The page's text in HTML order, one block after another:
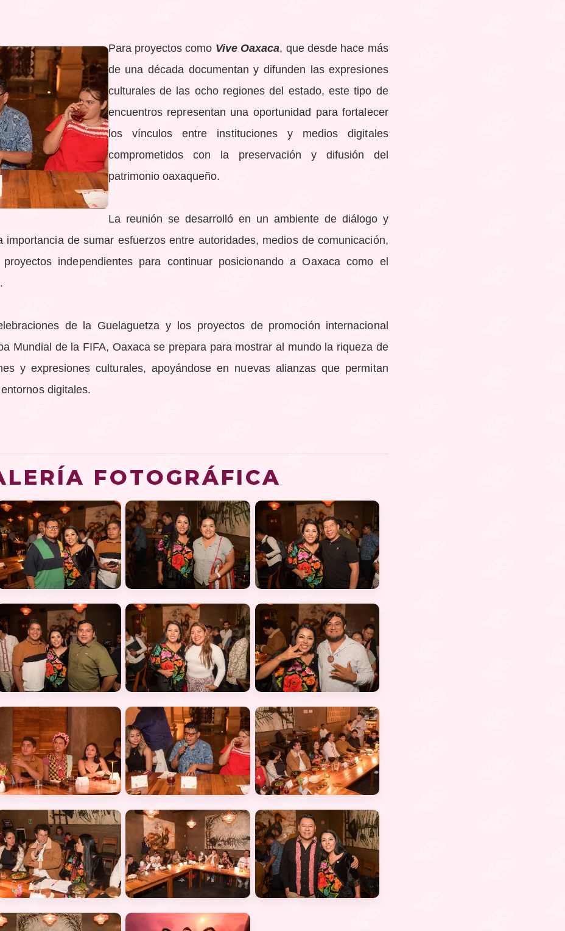
Para proyectos como Vive Oaxaca, que desde hace más
de una década documentan y difunden las expresiones
culturales de las ocho regiones del estado, este tipo de
encuentros representan una oportunidad para fortalecer
los vínculos entre instituciones y medios digitales
comprometidos con la preservación y difusión del
patrimonio oaxaqueño.
La reunión se desarrolló en un ambiente de diálogo y
importancia de sumar esfuerzos entre autoridades, medios de comunicación,
independientes para continuar posicionando a Oaxaca como el
de la Guelaguetza y los proyectos de promoción internacional
Mundial de la FIFA, Oaxaca se prepara para mostrar al mundo la riqueza de
y expresiones culturales, apoyándose en nuevas alianzas que permitan
digitales.
FOTOGRÁFICA